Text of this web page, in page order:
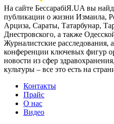
На сайте БессарабіЯ.UA вы
публикации о жизни Измаила,
Арциза, Сараты, Татарбунар,
Днестровского, а также
Журналистские расследования,
конференции ключевых фигур
новости из сфер
культуры – все это есть на
Контакты
Прайс
О нас
Видео